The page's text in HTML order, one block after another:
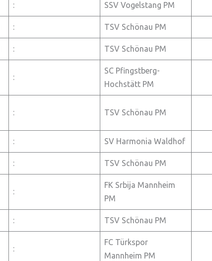
: SSV Vogelstang PM
: TSV Schönau PM
: TSV Schönau PM
:
SC Pfingstberg-
Hochstätt PM
: TSV Schönau PM
: SV Harmonia Waldhof
: TSV Schönau PM
:
FK Srbija Mannheim
PM
: TSV Schönau PM
:
FC Türkspor
Mannheim PM